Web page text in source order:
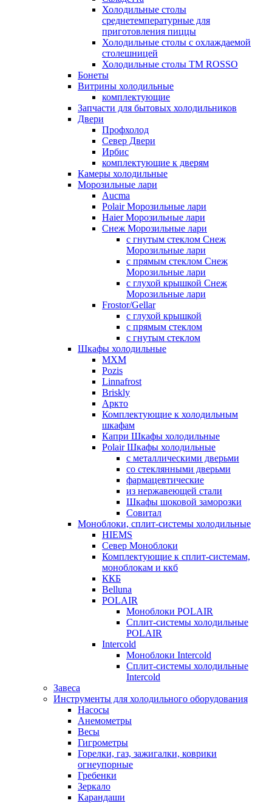
Холодильные столы
среднетемпературные для
приготовления пиццы
Холодильные столы с охлаждаемой
столешницей
Холодильные столы ТМ ROSSO
Бонеты
Витрины холодильные
комплектующие
Запчасти для бытовых холодильников
Двери
Профхолод
Север Двери
Ирбис
комплектующие к дверям
Камеры холодильные
Морозильные лари
Aucma
Polair Морозильные лари
Haier Морозильные лари
Снеж Морозильные лари
с гнутым стеклом Снеж
Морозильные лари
с прямым стеклом Снеж
Морозильные лари
с глухой крышкой Снеж
Морозильные лари
Frostor/Gellar
с глухой крышкой
с прямым стеклом
с гнутым стеклом
Шкафы холодильные
МХМ
Pozis
Linnafrost
Briskly
Аркто
Комплектующие к холодильным
шкафам
Капри Шкафы холодильные
Polair Шкафы холодильные
с металлическими дверьми
со стеклянными дверьми
фармацевтические
из нержавеющей стали
Шкафы шоковой заморозки
Совитал
Моноблоки, сплит-системы холодильные
HIEMS
Север Моноблоки
Комплектующие к сплит-системам,
моноблокам и ккб
ККБ
Belluna
POLAIR
Моноблоки POLAIR
Сплит-системы холодильные
POLAIR
Intercold
Моноблоки Intercold
Сплит-системы холодильные
Intercold
Завеса
Инструменты для холодильного оборудования
Насосы
Анемометры
Весы
Гигрометры
Горелки, газ, зажигалки, коврики
огнеупорные
Гребенки
Зеркало
Карандаши